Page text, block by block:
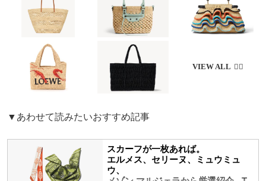
▼あわせて読みたいおすすめ記事
スカーフが一枚あれば。
エルメス、セリーヌ、ミュウミュ
ウ、